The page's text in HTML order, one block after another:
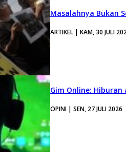
Masalahnya Bukan
ARTIKEL | KAM, 30 JULI
Gim Online:
OPINI | SEN, 27 JULI 2026